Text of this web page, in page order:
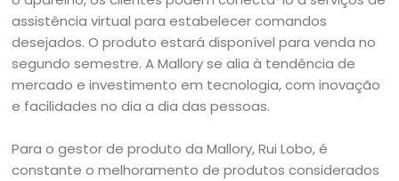
assistência virtual para estabelecer comandos
desejados. O produto estará disponível para venda no
segundo semestre. A Mallory se alia à tendência de
mercado e investimento em tecnologia, com inovação
e facilidades no dia a dia das pessoas.
Para o gestor de produto da Mallory, Rui Lobo, é
constante o melhoramento de produtos considerados